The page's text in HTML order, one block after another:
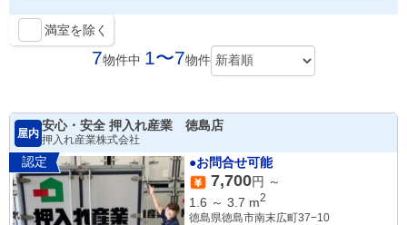
満室を除く
7物件中 1〜7物件
屋内
安心・安全 押入れ産業 徳島店
押入れ産業株式会社
認定 ●お問合せ可能
7,700円 ～
1.6 ～ 3.7 m2
徳島県徳島市南末広町37−10